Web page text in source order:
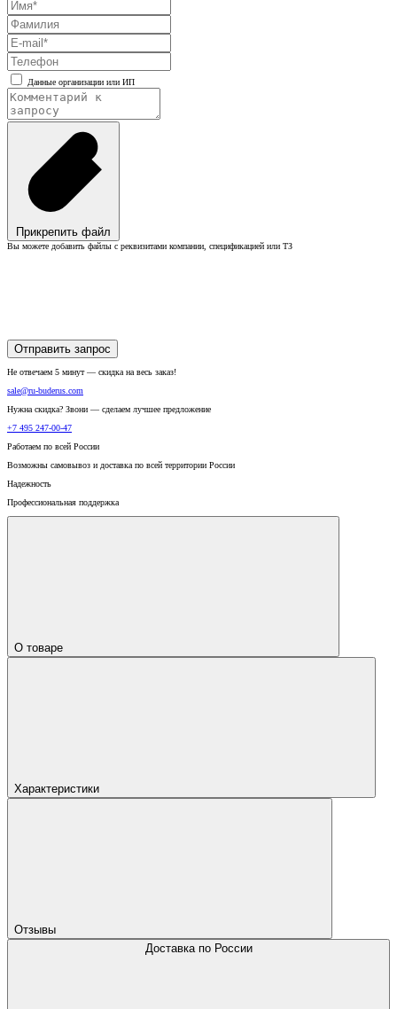
Данные организации или ИП
Прикрепить файл
Вы можете добавить файлы с реквизитами компании, спецификацией или ТЗ
Отправить запрос
Не отвечаем 5 минут — скидка на весь заказ!
sale@ru-buderus.com
Нужна скидка? Звони — сделаем лучшее предложение
+7 495 247-00-47
Работаем по всей России
Возможны самовывоз и доставка по всей территории России
Надежность
Профессиональная поддержка
О товаре
Характеристики
Отзывы
Доставка по России